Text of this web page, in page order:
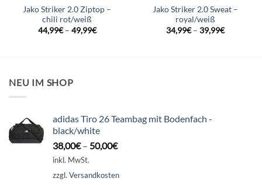
Jako Striker 2.0 Ziptop –
chili rot/weiß
44,99€– 49,99€
Jako Striker 2.0 Sweat –
royal/weiß
34,99€– 39,99€
NEU IM SHOP
adidas Tiro 26 Teambag mit Bodenfach -
black/white
38,00€– 50,00€
inkl. MwSt.
zzgl. Versandkosten